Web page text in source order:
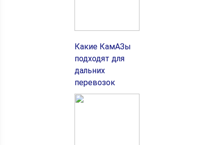
Какие КамАЗы
подходят для
дальних
перевозок